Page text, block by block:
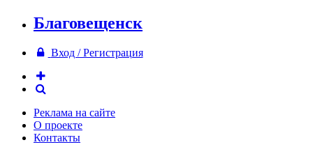
Благовещенск
Вход / Регистрация
Реклама на сайте
О проекте
Контакты